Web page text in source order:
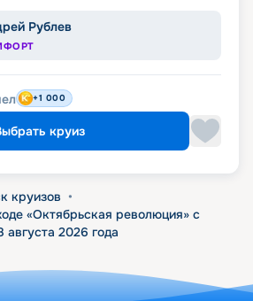
Рублев
+1 000
круиз
круизов •
«Октябрьская революция» с
августа 2026 года